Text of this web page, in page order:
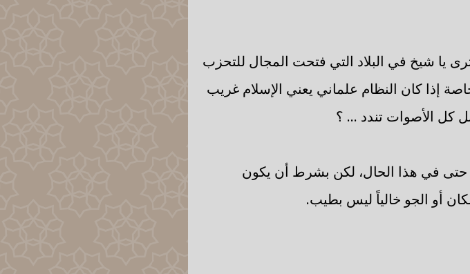
يا شيخ في البلاد التي فتحت المجال للتحزب
إذا كان النظام علماني يعني الإسلام غريب
كل الأصوات تندد ... ؟
حتى في هذا الحال، لكن بشرط أن يكون
أو الجو خالياً ليس بطيب.